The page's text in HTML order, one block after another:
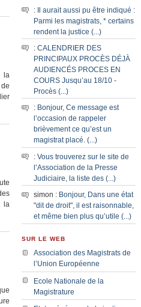
la
la
: Il aurait aussi pu être indiqué :
Parmi les magistrats, * certains
rendent la justice (...)
: CALENDRIER DES
PRINCIPAUX PROCÈS DÉJÀ
AUDIENCÉS PROCES EN
COURS Jusqu’au 18/10 -
Procès (...)
: Bonjour, Ce message est
l’occasion de rappeler
brièvement ce qu’est un
magistrat placé. (...)
: Vous trouverez sur le site de
l’Association de la Presse
Judiciaire, la liste des (...)
simon : Bonjour, Dans une état
"dit de droit", il est raisonnable,
et même bien plus qu’utile (...)
SUR LE WEB
Association des Magistrats de
l’Union Européenne
Ecole Nationale de la
Magistrature